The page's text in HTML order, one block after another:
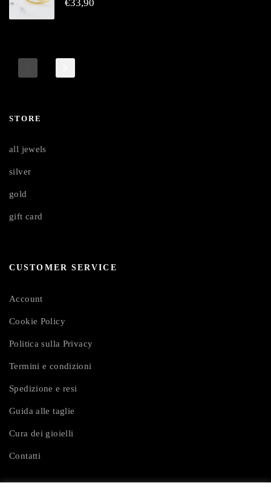
€33,90
STORE
all jewels
silver
gold
gift card
CUSTOMER SERVICE
Account
Cookie Policy
Politica sulla Privacy
Termini e condizioni
Spedizione e resi
Guida alle taglie
Cura dei gioielli
Contatti